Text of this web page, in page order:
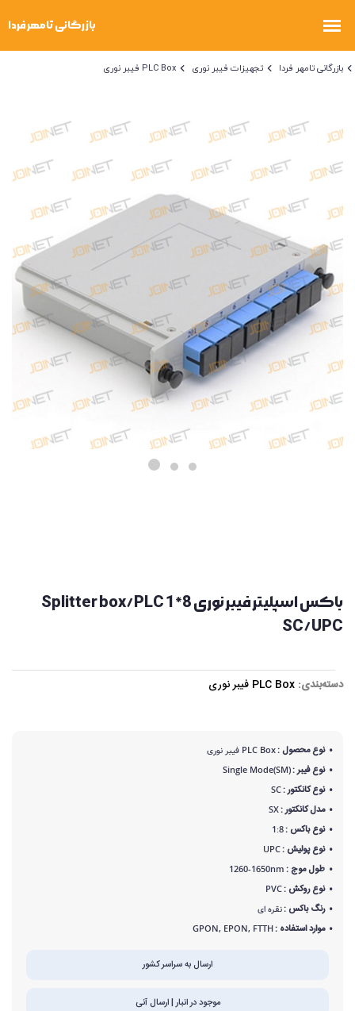
بازرگانی تامهر فردا تجهیزات فیبر نوری PLC Box فیبر نوری
باکس اسپلیتر فیبر نوری Splitter box/PLC 1*8
SC/UPC
دسته‌بندی: PLC Box فیبر نوری
نوع محصول :PLC Box فیبر نوری
نوع فیبر :Single Mode(SM)
نوع کانکتور :SC
مدل کانکتور :SX
نوع باکس :1:8
نوع پولیش :UPC
طول موج :1260-1650nm
نوع روکش :PVC
رنگ باکس :نقره ای
موارد استفاده :GPON, EPON, FTTH
ارسال به سراسر کشور
موجود در انبار | ارسال آنی